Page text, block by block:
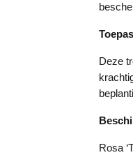
Deze
Rosa